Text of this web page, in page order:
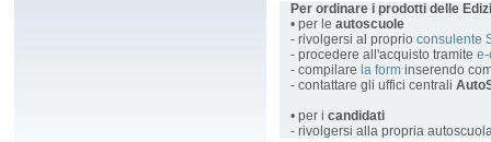
Per ordinare i prodotti delle
• per le autoscuole
- rivolgersi al proprio consulente
- procedere all'acquisto tramite e-
- compilare la form inserendo
- contattare gli uffici centrali
• per i candidati
- rivolgersi alla propria